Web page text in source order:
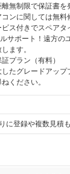
無制限で保証書を
ンに関しては無料
ス付きでスペア
サポート！遠方の
ます。
プラン（有料）
たグレードアップ
ください。
に登録や複数見積